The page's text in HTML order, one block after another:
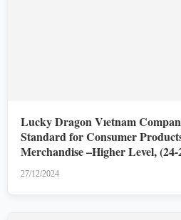
Lucky Dragon Vıetnam
Standard for Consumer
Merchandise –Higher Level, (24-
27/12/2024